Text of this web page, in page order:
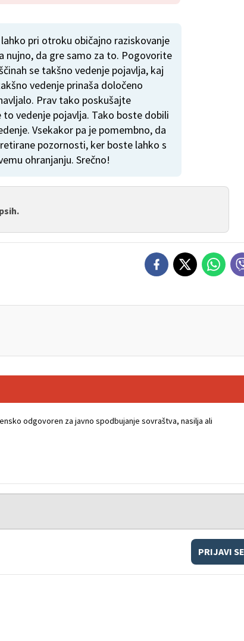
pri otroku običajno raziskovanje
nujno, da gre samo za to. Pogovorite
se takšno vedenje pojavlja, kaj
vedenje prinaša določeno
Prav tako poskušajte
vedenje pojavlja. Tako boste dobili
Vsekakor pa je pomembno, da
pozornosti, ker boste lahko s
ohranjanju. Srečno!
odgovoren za javno spodbujanje sovraštva, nasilja ali
PRIJAVI SE